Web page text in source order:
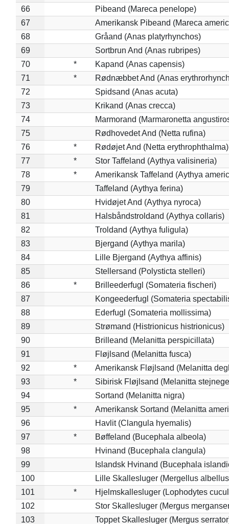
66
Pibeand (Mareca penelope)
67
Amerikansk Pibeand (Mareca
68
Gråand (Anas platyrhynchos)
69
Sortbrun And (Anas rubripes)
70
*
Kapand (Anas capensis)
71
*
Rødnæbbet And (Anas
72
Spidsand (Anas acuta)
73
Krikand (Anas crecca)
74
Marmorand (Marmaronetta
75
Rødhovedet And (Netta rufina)
76
*
Rødøjet And (Netta erythrophthalma)
77
*
Stor Taffeland (Aythya valisineria)
78
*
Amerikansk Taffeland (Aythya
79
Taffeland (Aythya ferina)
80
Hvidøjet And (Aythya nyroca)
81
Halsbåndstroldand (Aythya collaris)
82
Troldand (Aythya fuligula)
83
Bjergand (Aythya marila)
84
Lille Bjergand (Aythya affinis)
85
Stellersand (Polysticta stelleri)
86
*
Brilleederfugl (Somateria fischeri)
87
Kongeederfugl (Somateria
88
Ederfugl (Somateria mollissima)
89
Strømand (Histrionicus histrionicus)
90
Brilleand (Melanitta perspicillata)
91
Fløjlsand (Melanitta fusca)
92
*
Amerikansk Fløjlsand (Melanitta
93
*
Sibirisk Fløjlsand (Melanitta
94
Sortand (Melanitta nigra)
95
*
Amerikansk Sortand (Melanitta
96
Havlit (Clangula hyemalis)
97
*
Bøffeland (Bucephala albeola)
98
Hvinand (Bucephala clangula)
99
Islandsk Hvinand (Bucephala
100
Lille Skallesluger (Mergellus
101
*
Hjelmskallesluger (Lophodytes
102
Stor Skallesluger (Mergus
103
Toppet Skallesluger (Mergus